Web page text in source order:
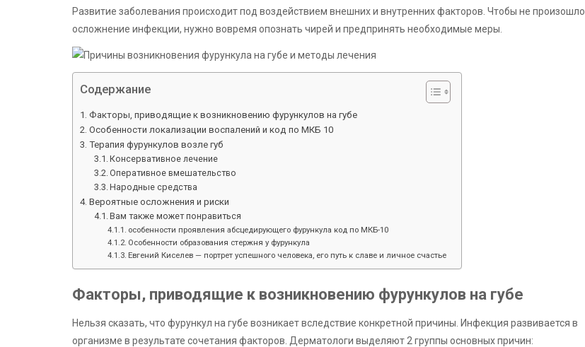
Развитие заболевания происходит под воздействием внешних и внутренних факторов. Чтобы не произошло
осложнение инфекции, нужно вовремя опознать чирей и предпринять необходимые меры.
Содержание
Факторы, приводящие к возникновению фурункулов на губе
Особенности локализации воспалений и код по МКБ 10
Терапия фурункулов возле губ
Консервативное лечение
Оперативное вмешательство
Народные средства
Вероятные осложнения и риски
Вам также может понравиться
особенности проявления абсцедирующего фурункула код по МКБ-10
Особенности образования стержня у фурункула
Евгений Киселев — портрет успешного человека, его путь к славе и личное счастье
Факторы, приводящие к возникновению фурункулов на губе
Нельзя сказать, что фурункул на губе возникает вследствие конкретной причины. Инфекция развивается в
организме в результате сочетания факторов. Дерматологи выделяют 2 группы основных причин: